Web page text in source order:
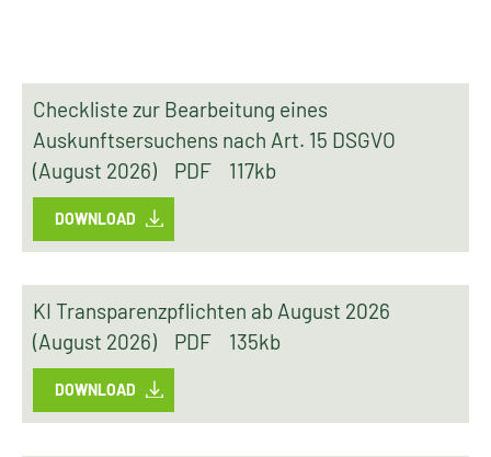
Checkliste zur Bearbeitung eines
Auskunftsersuchens nach Art. 15 DSGVO
(August 2026) PDF 117kb
DOWNLOAD
KI Transparenzpflichten ab August 2026
(August 2026) PDF 135kb
DOWNLOAD